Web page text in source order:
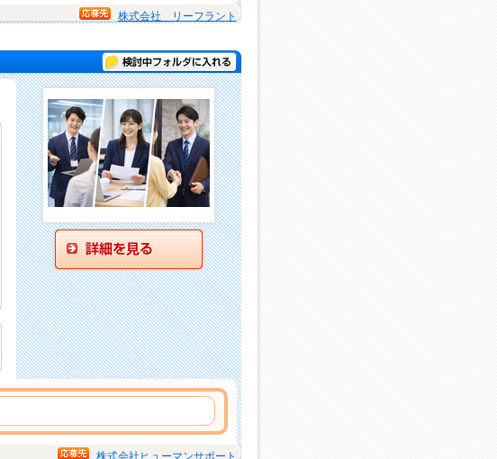
株式会社 リーフラント
検討中フォルダに入れる
株式会社ヒューマンサポート